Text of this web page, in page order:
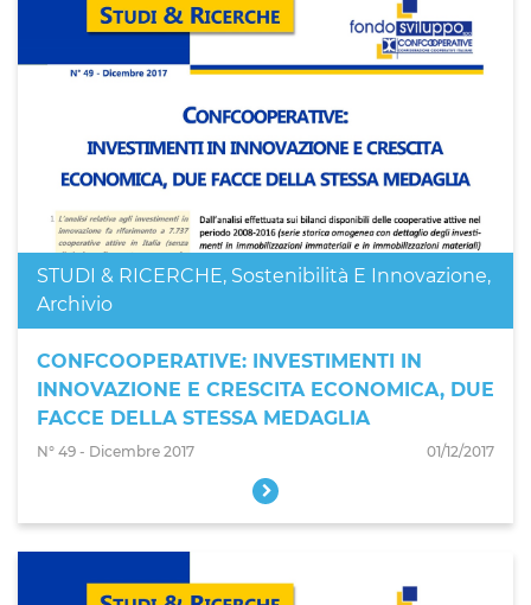
STUDI & RICERCHE, Sostenibilità E Innovazione,
Archivio
CONFCOOPERATIVE: INVESTIMENTI IN
INNOVAZIONE E CRESCITA ECONOMICA, DUE
FACCE DELLA STESSA MEDAGLIA
N° 49 - Dicembre 2017 01/12/2017